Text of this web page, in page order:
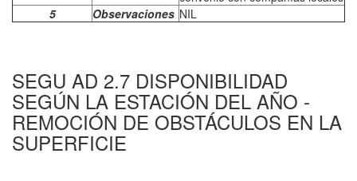
5
Observaciones NIL
SEGU AD 2.7 DISPONIBILIDAD
SEGÚN LA ESTACIÓN DEL AÑO -
REMOCIÓN DE OBSTÁCULOS EN LA
SUPERFICIE